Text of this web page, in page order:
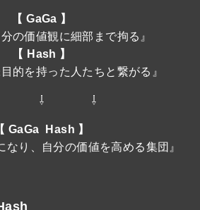
【 GaGa 】
の価値観に細部まで拘る』
【 Hash 】
的を持った人たちと繋がる』
⇩ ⇩
【 GaGa Hash 】
なり、自分の価値を高める集団』